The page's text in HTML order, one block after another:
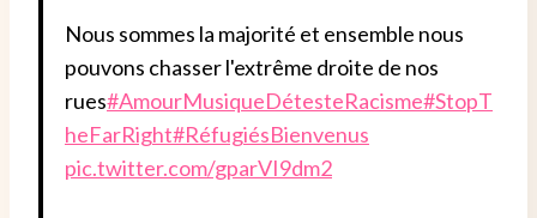
Nous sommes la majorité et ensemble nous
pouvons chasser l'extrême droite de nos
rues#AmourMusiqueDétesteRacisme#StopT
heFarRight#RéfugiésBienvenus
pic.twitter.com/gparVI9dm2